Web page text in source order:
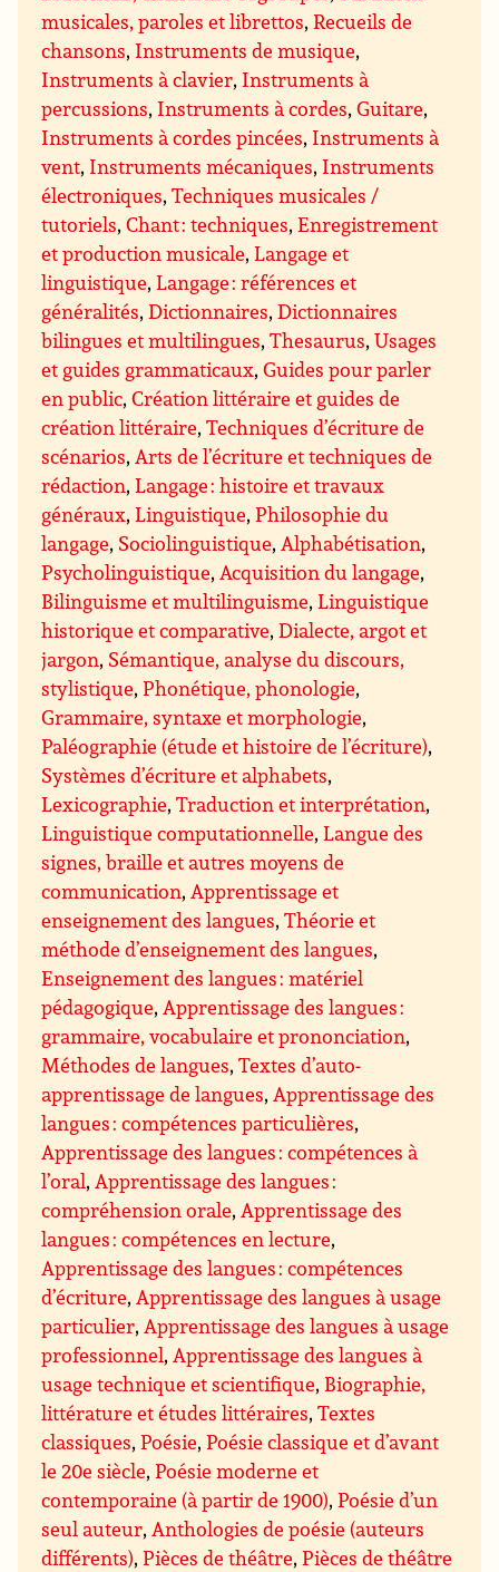
musicales, paroles et librettos,Recueils de
chansons, Instruments de musique,
Instruments à clavier, Instruments à
percussions, Instruments à cordes,Guitare,
Instruments à cordes pincées, Instruments à
vent, Instruments mécaniques, Instruments
électroniques,Techniques musicales /
tutoriels,Chant : techniques,Enregistrement
et production musicale,Langage et
linguistique,Langage : références et
généralités,Dictionnaires,Dictionnaires
bilingues et multilingues,Thesaurus,Usages
et guides grammaticaux,Guides pour parler
en public,Création littéraire et guides de
création littéraire,Techniques d’écriture de
scénarios,Arts de l’écriture et techniques de
rédaction,Langage : histoire et travaux
généraux,Linguistique,Philosophie du
langage, Sociolinguistique,Alphabétisation,
Psycholinguistique,Acquisition du langage,
Bilinguisme et multilinguisme,Linguistique
historique et comparative,Dialecte, argot et
jargon, Sémantique, analyse du discours,
stylistique,Phonétique, phonologie,
Grammaire, syntaxe et morphologie,
Paléographie (étude et histoire de l’écriture),
Systèmes d’écriture et alphabets,
Lexicographie,Traduction et interprétation,
Linguistique computationnelle,Langue des
signes, braille et autres moyens de
communication,Apprentissage et
enseignement des langues,Théorie et
méthode d’enseignement des langues,
Enseignement des langues : matériel
pédagogique,Apprentissage des langues :
grammaire, vocabulaire et prononciation,
Méthodes de langues,Textes d’auto-
apprentissage de langues,Apprentissage des
langues : compétences particulières,
Apprentissage des langues : compétences à
l’oral,Apprentissage des langues :
compréhension orale,Apprentissage des
langues : compétences en lecture,
Apprentissage des langues : compétences
d’écriture,Apprentissage des langues à usage
particulier,Apprentissage des langues à usage
professionnel,Apprentissage des langues à
usage technique et scientifique, Biographie,
littérature et études littéraires,Textes
classiques,Poésie,Poésie classique et d’avant
le 20e siècle,Poésie moderne et
contemporaine (à partir de 1900),Poésie d’un
seul auteur,Anthologies de poésie (auteurs
différents),Pièces de théâtre,Pièces de théâtre